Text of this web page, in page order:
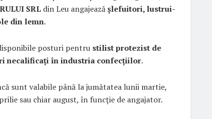
SRL din Leu angajeazășlefuitori, lustrui­
din lemn.
posturi pentru stilist protezist de
necalificați în industria confecțiilor.
sunt valabile până la jumătatea lunii martie,
sau chiar august, în funcție de angajator.